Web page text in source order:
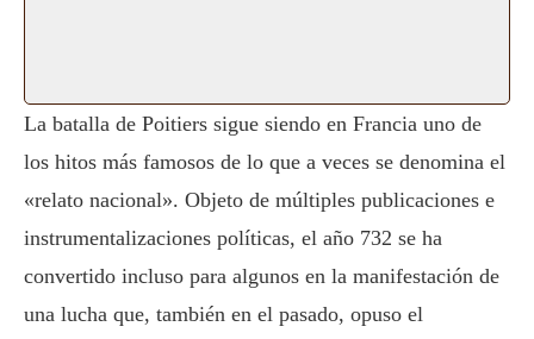
La batalla de Poitiers sigue siendo en Francia uno de
los hitos más famosos de lo que a veces se denomina el
«relato nacional». Objeto de múltiples publicaciones e
instrumentalizaciones políticas, el año 732 se ha
convertido incluso para algunos en la manifestación de
una lucha que, también en el pasado, opuso el